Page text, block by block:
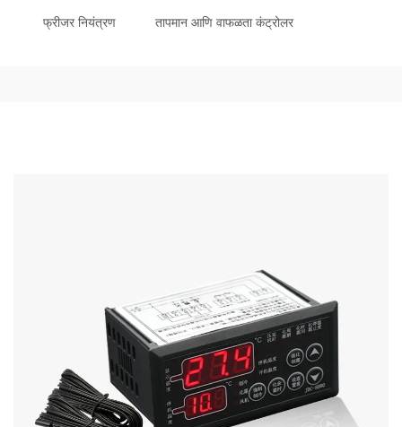
फ्रीजर नियंत्रण तापमान आणि वाफळता कंट्रोलर